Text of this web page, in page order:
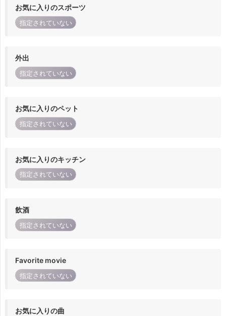
お気に入りのスポーツ
指定されていない
外出
指定されていない
お気に入りのペット
指定されていない
お気に入りのキッチン
指定されていない
飲酒
指定されていない
Favorite movie
指定されていない
お気に入りの曲